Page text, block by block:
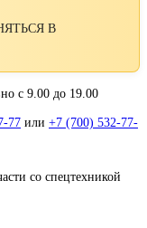
В
с 9.00 до 19.00
77 или +7 (700) 532-77-
со спецтехникой